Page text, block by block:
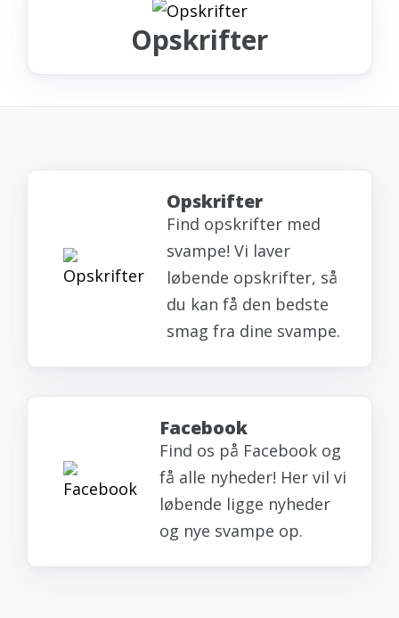
Opskrifter
Opskrifter
Find opskrifter med
svampe! Vi laver
løbende opskrifter, så
du kan få den bedste
smag fra dine svampe.
Facebook
Find os på Facebook og
få alle nyheder! Her vil vi
løbende ligge nyheder
og nye svampe op.